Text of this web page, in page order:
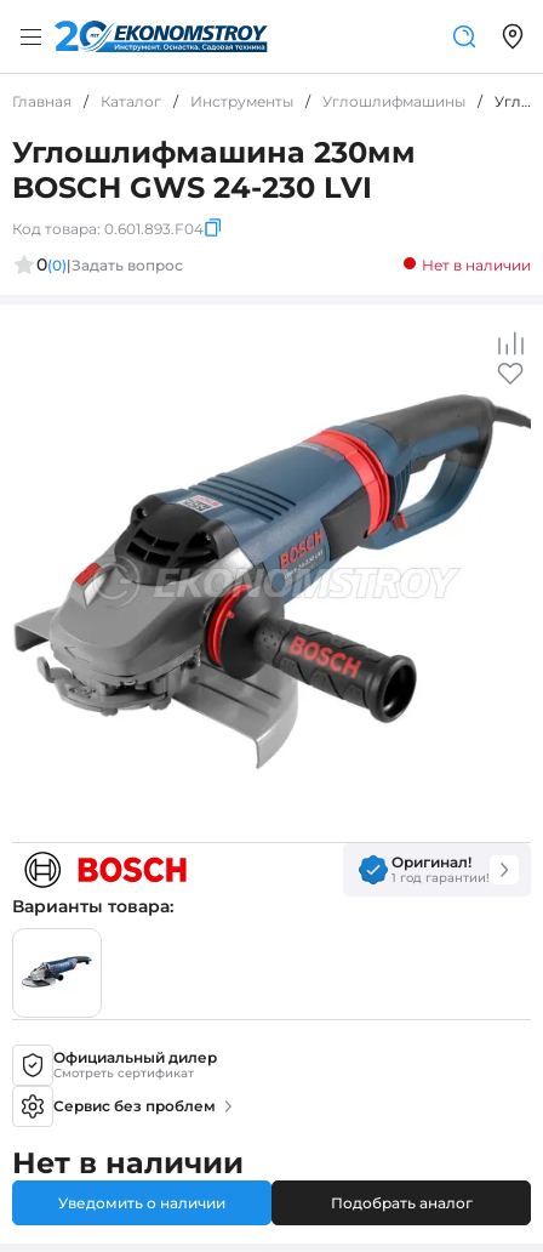
Главная / Каталог / Инструменты / Углошлифмашины / Углошлифмашина 230мм BOSCH GWS 24-230 LVI
Углошлифмашина 230мм
BOSCH GWS 24-230 LVI
Код товара: 0.601.893.F04
0(0)|Задать вопрос Нет в наличии
Оригинал!
1 год гарантии!
Варианты товара:
Официальный дилер
Смотреть сертификат
Сервис без проблем
Нет в наличии
Уведомить о наличии Подобрать аналог